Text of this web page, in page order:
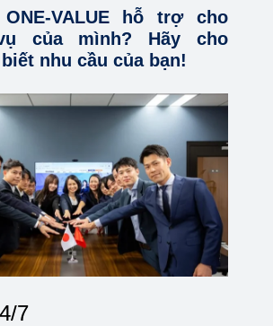
VALUE hỗ trợ cho
của mình? Hãy cho
nhu cầu của bạn!
7